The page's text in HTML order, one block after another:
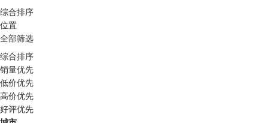
综合排序
位置
全部筛选
综合排序
销量优先
低价优先
高价优先
好评优先